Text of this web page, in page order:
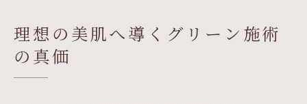
理想の美肌へ導くグリーン施術
の真価